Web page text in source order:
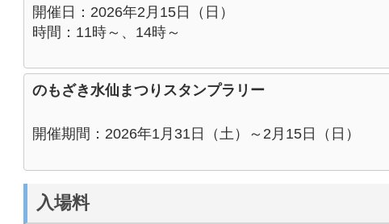
開催日：2026年2月15日（日）
時間：11時～、14時～
のもざき水仙まつりスタンプラリー
開催期間：2026年1月31日（土）～2月15日（日）
入場料